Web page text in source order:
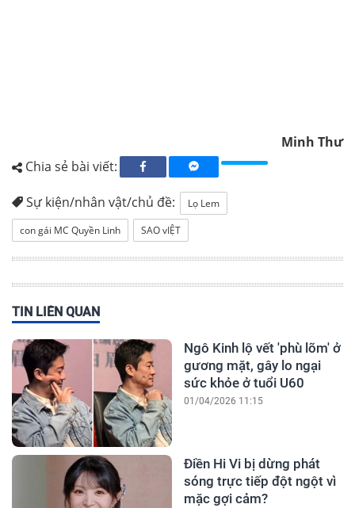
Minh Thư
Chia sẻ bài viết:
Sự kiện/nhân vật/chủ đề:
Lọ Lem
con gái MC Quyền Linh
SAO vIỆT
TIN LIÊN QUAN
Ngô Kinh lộ vết 'phù lõm' ở
gương mặt, gây lo ngại
sức khỏe ở tuổi U60
01/04/2026 11:15
Điền Hi Vi bị dừng phát
sóng trực tiếp đột ngột vì
mặc gợi cảm?